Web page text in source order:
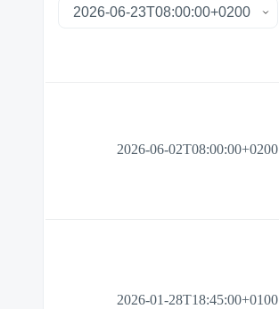
2026-06-02T08:00:00+0200
2026-01-28T18:45:00+0100